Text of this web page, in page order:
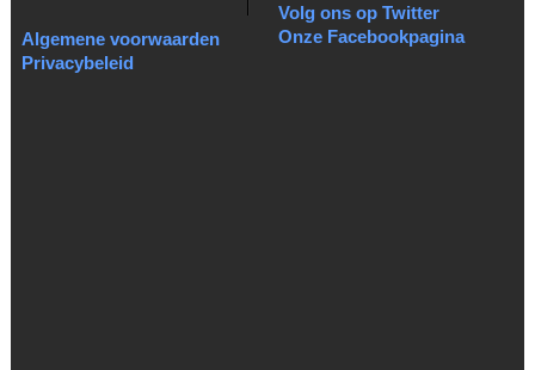
Algemene voorwaarden
Privacybeleid
Volg ons op Twitter
Onze Facebookpagina